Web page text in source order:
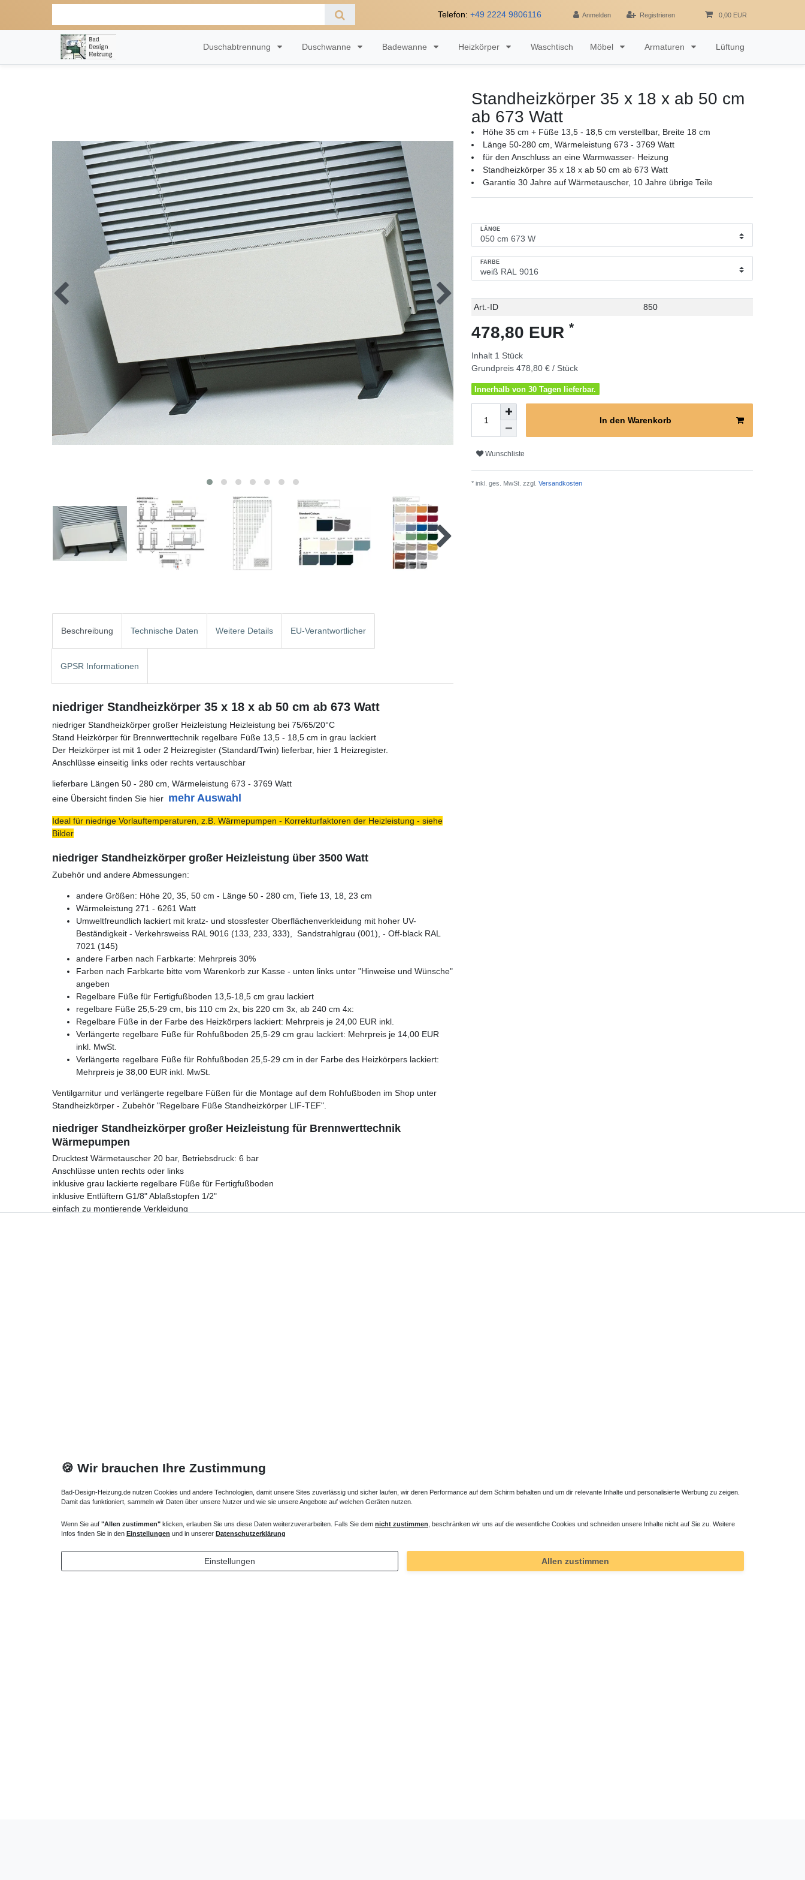
Telefon: +49 2224 9806116 Anmelden Registrieren 0,00 EUR
Duschabtrennung Duschwanne Badewanne Heizkörper Waschtisch Möbel Armaturen Lüftung
Standheizkörper 35 x 18 x ab 50 cm
ab 673 Watt
Höhe 35 cm + Füße 13,5 - 18,5 cm verstellbar, Breite 18 cm
Länge 50-280 cm, Wärmeleistung 673 - 3769 Watt
für den Anschluss an eine Warmwasser- Heizung
Standheizkörper 35 x 18 x ab 50 cm ab 673 Watt
Garantie 30 Jahre auf Wärmetauscher, 10 Jahre übrige Teile
LÄNGE
FARBE
Technisches
Wert
Art.-ID 850
478,80 EUR *
Inhalt 1 Stück
Grundpreis 478,80 € / Stück
Innerhalb von 30 Tagen lieferbar.
In den Warenkorb
Wunschliste
* inkl. ges. MwSt. zzgl. Versandkosten
Beschreibung Technische Daten Weitere Details EU-Verantwortlicher
GPSR Informationen
niedriger Standheizkörper 35 x 18 x ab 50 cm ab 673 Watt
niedriger Standheizkörper großer Heizleistung Heizleistung bei 75/65/20°C
Stand Heizkörper für Brennwerttechnik regelbare Füße 13,5 - 18,5 cm in grau lackiert
Der Heizkörper ist mit 1 oder 2 Heizregister (Standard/Twin) lieferbar, hier 1 Heizregister.
Anschlüsse einseitig links oder rechts vertauschbar
lieferbare Längen 50 - 280 cm, Wärmeleistung 673 - 3769 Watt
eine Übersicht finden Sie hier mehr Auswahl
Ideal für niedrige Vorlauftemperaturen, z.B. Wärmepumpen - Korrekturfaktoren der Heizleistung - siehe
Bilder
niedriger Standheizkörper großer Heizleistung über 3500 Watt
Zubehör und andere Abmessungen:
andere Größen: Höhe 20, 35, 50 cm - Länge 50 - 280 cm, Tiefe 13, 18, 23 cm
Wärmeleistung 271 - 6261 Watt
Umweltfreundlich lackiert mit kratz- und stossfester Oberflächenverkleidung mit hoher UV-
Beständigkeit - Verkehrsweiss RAL 9016 (133, 233, 333), Sandstrahlgrau (001), - Off-black RAL
7021 (145)
andere Farben nach Farbkarte: Mehrpreis 30%
Farben nach Farbkarte bitte vom Warenkorb zur Kasse - unten links unter "Hinweise und Wünsche"
angeben
Regelbare Füße für Fertigfußboden 13,5-18,5 cm grau lackiert
regelbare Füße 25,5-29 cm, bis 110 cm 2x, bis 220 cm 3x, ab 240 cm 4x:
Regelbare Füße in der Farbe des Heizkörpers lackiert: Mehrpreis je 24,00 EUR inkl.
Verlängerte regelbare Füße für Rohfußboden 25,5-29 cm grau lackiert: Mehrpreis je 14,00 EUR
inkl. MwSt.
Verlängerte regelbare Füße für Rohfußboden 25,5-29 cm in der Farbe des Heizkörpers lackiert:
Mehrpreis je 38,00 EUR inkl. MwSt.
Ventilgarnitur und verlängerte regelbare Füßen für die Montage auf dem Rohfußboden im Shop unter
Standheizkörper - Zubehör "Regelbare Füße Standheizkörper LIF-TEF".
niedriger Standheizkörper großer Heizleistung für Brennwerttechnik
Wärmepumpen
Drucktest Wärmetauscher 20 bar, Betriebsdruck: 6 bar
Anschlüsse unten rechts oder links
inklusive grau lackierte regelbare Füße für Fertigfußboden
inklusive Entlüftern G1/8" Ablaßstopfen 1/2"
einfach zu montierende Verkleidung
Heizkörper Ventil
*inkl. ges. MwSt.zzgl.Versandkosten
Regelbare Füße Standheizkörper LIF-TEF
44,70 € *
*inkl. ges. MwSt.zzgl.Versandkosten
🍪 Wir brauchen Ihre Zustimmung
Bad-Design-Heizung.de nutzen Cookies und andere Technologien, damit unsere Sites zuverlässig und sicher laufen, wir deren Performance auf dem Schirm behalten und um dir relevante Inhalte und personalisierte Werbung zu zeigen.
Damit das funktioniert, sammeln wir Daten über unsere Nutzer und wie sie unsere Angebote auf welchen Geräten nutzen.
Wenn Sie auf "Allen zustimmen" klicken, erlauben Sie uns diese Daten weiterzuverarbeiten. Falls Sie dem nicht zustimmen , beschränken wir uns auf die wesentliche Cookies und schneiden unsere Inhalte nicht auf Sie zu. Weitere
Infos finden Sie in den Einstellungen und in unserer Datenschutzerklärung
Einstellungen Allen zustimmen